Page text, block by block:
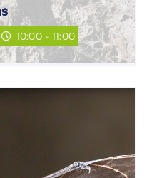
10:00 - 11:00